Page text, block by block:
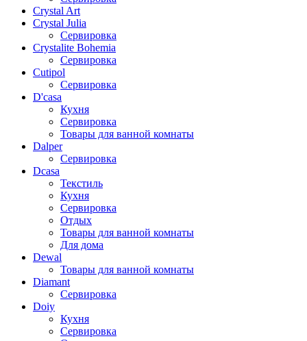
Crystal Art
Crystal Julia
Сервировка
Crystalite Bohemia
Сервировка
Cutipol
Сервировка
D'casa
Кухня
Сервировка
Товары для ванной комнаты
Dalper
Сервировка
Dcasa
Текстиль
Кухня
Сервировка
Отдых
Товары для ванной комнаты
Для дома
Dewal
Товары для ванной комнаты
Diamant
Сервировка
Doiy
Кухня
Сервировка